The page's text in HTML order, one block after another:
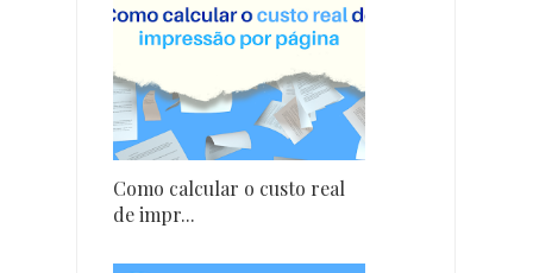
Como calcular o custo real
de impr...